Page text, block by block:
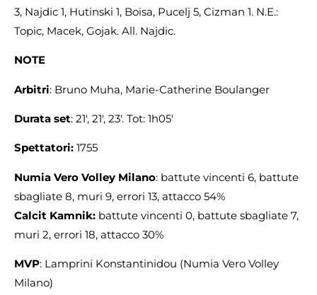
3, Najdic 1, Hutinski 1, Boisa, Pucelj 5, Cizman 1. N.E.:
Topic, Macek, Gojak. All. Najdic.
NOTE
Arbitri: Bruno Muha, Marie-Catherine Boulanger
Durata set: 21′, 21′, 23′. Tot: 1h05′
Spettatori: 1755
Numia Vero Volley Milano: battute vincenti 6, battute
sbagliate 8, muri 9, errori 13, attacco 54%
Calcit Kamnik: battute vincenti 0, battute sbagliate 7,
muri 2, errori 18, attacco 30%
MVP: Lamprini Konstantinidou (Numia Vero Volley
Milano)